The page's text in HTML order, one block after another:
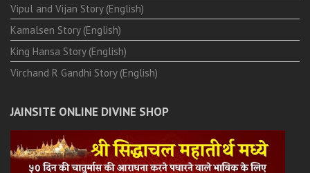
Vipul and Vijan Story (English)
Kamalsen Story (English)
King Hansa Story (English)
Virchand R Gandhi Story (English)
JAINSITE ONLINE DIVINE SHOP